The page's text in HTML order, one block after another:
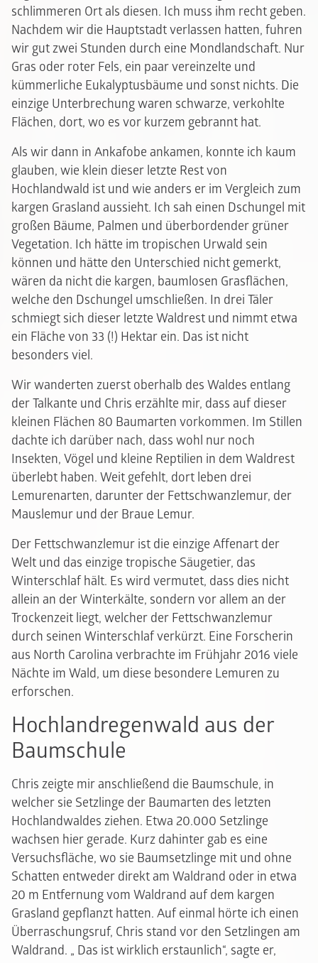
schlimmeren Ort als diesen. Ich muss ihm recht geben.
Nachdem wir die Hauptstadt verlassen hatten, fuhren
wir gut zwei Stunden durch eine Mondlandschaft. Nur
Gras oder roter Fels, ein paar vereinzelte und
kümmerliche Eukalyptusbäume und sonst nichts. Die
einzige Unterbrechung waren schwarze, verkohlte
Flächen, dort, wo es vor kurzem gebrannt hat.
Als wir dann in Ankafobe ankamen, konnte ich kaum
glauben, wie klein dieser letzte Rest von
Hochlandwald ist und wie anders er im Vergleich zum
kargen Grasland aussieht. Ich sah einen Dschungel mit
großen Bäume, Palmen und überbordender grüner
Vegetation. Ich hätte im tropischen Urwald sein
können und hätte den Unterschied nicht gemerkt,
wären da nicht die kargen, baumlosen Grasflächen,
welche den Dschungel umschließen. In drei Täler
schmiegt sich dieser letzte Waldrest und nimmt etwa
ein Fläche von 33 (!) Hektar ein. Das ist nicht
besonders viel.
Wir wanderten zuerst oberhalb des Waldes entlang
der Talkante und Chris erzählte mir, dass auf dieser
kleinen Flächen 80 Baumarten vorkommen. Im Stillen
dachte ich darüber nach, dass wohl nur noch
Insekten, Vögel und kleine Reptilien in dem Waldrest
überlebt haben. Weit gefehlt, dort leben drei
Lemurenarten, darunter der Fettschwanzlemur, der
Mauslemur und der Braue Lemur.
Der Fettschwanzlemur ist die einzige Affenart der
Welt und das einzige tropische Säugetier, das
Winterschlaf hält. Es wird vermutet, dass dies nicht
allein an der Winterkälte, sondern vor allem an der
Trockenzeit liegt, welcher der Fettschwanzlemur
durch seinen Winterschlaf verkürzt. Eine Forscherin
aus North Carolina verbrachte im Frühjahr 2016 viele
Nächte im Wald, um diese besondere Lemuren zu
erforschen.
Hochlandregenwald aus der
Baumschule
Chris zeigte mir anschließend die Baumschule, in
welcher sie Setzlinge der Baumarten des letzten
Hochlandwaldes ziehen. Etwa 20.000 Setzlinge
wachsen hier gerade. Kurz dahinter gab es eine
Versuchsfläche, wo sie Baumsetzlinge mit und ohne
Schatten entweder direkt am Waldrand oder in etwa
20 m Entfernung vom Waldrand auf dem kargen
Grasland gepflanzt hatten. Auf einmal hörte ich einen
Überraschungsruf, Chris stand vor den Setzlingen am
Waldrand. „ Das ist wirklich erstaunlich“, sagte er,